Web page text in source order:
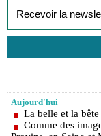
Aujourd'hui
La belle et la bête
Comme des